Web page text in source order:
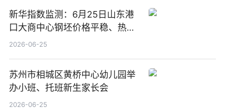
新华指数监测：6月25日山东港
口大商中心钢坯价格平稳、热轧
C料价格微幅下跌
2026-06-25
苏州市相城区黄桥中心幼儿园举
办小班、托班新生家长会
2026-06-25